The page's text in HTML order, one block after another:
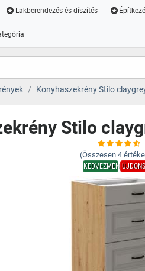
Lakberendezés és díszítés Építkezé
Konyhaszekrény Stilo
Stilo
(Összesen 4
KEDVEZMÉNY